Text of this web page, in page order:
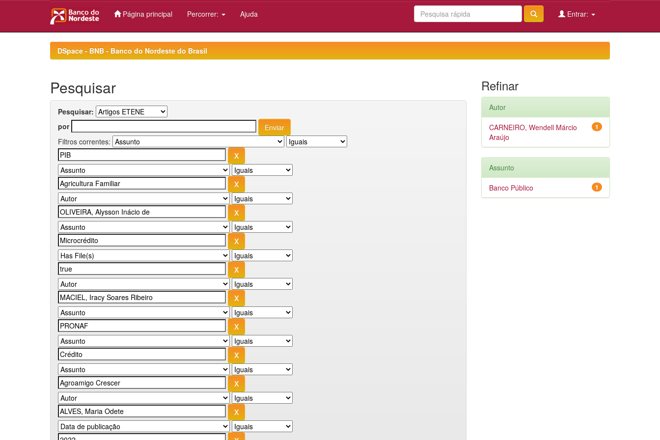
Página principal Percorrer: Ajuda Entrar:
DSpace - BNB - Banco do Nordeste do Brasil
Pesquisar
Pesquisar:
por
Filtros correntes:
Refinar
Autor
1
CARNEIRO, Wendell Márcio
Araújo
Assunto
1
Banco Público